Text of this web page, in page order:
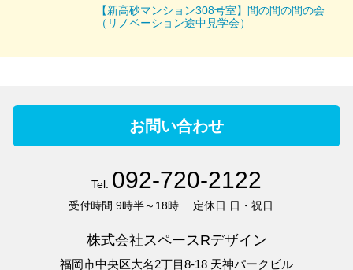
【新高砂マンション308号室】間の間の間の会
（リノベーション途中見学会）
お問い合わせ
Tel. 092-720-2122
受付時間 9時半～18時 定休日 日・祝日
株式会社スペースRデザイン
福岡市中央区大名2丁目8-18 天神パークビル